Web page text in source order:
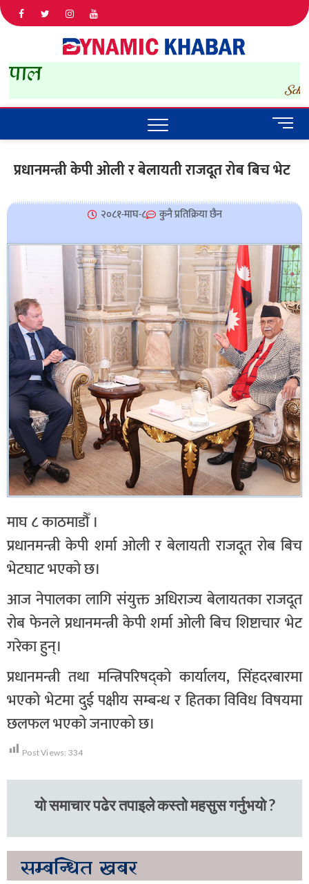
IN NEPAL
M
e
u
u
o
n
प्रधानमन्त्री केपी ओली र बेलायती राजदूत रोब बिच भेट
२०८१-माघ-८ कुनै प्रतिक्रिया छैन
माघ ८ काठमाडौँ ।
प्रधानमन्त्री केपी शर्मा ओली र बेलायती राजदूत रोब बिच
भेटघाट भएको छ।
आज नेपालका लागि संयुक्त अधिराज्य बेलायतका राजदूत
रोब फेनले प्रधानमन्त्री केपी शर्मा ओली बिच शिष्टाचार भेट
गरेका हुन्।
प्रधानमन्त्री तथा मन्त्रिपरिषद्को कार्यालय, सिंहदरबारमा
भएको भेटमा दुई पक्षीय सम्बन्ध र हितका विविध विषयमा
छलफल भएको जनाएको छ।
Post Views: 334
यो समाचार पढेर तपाइले कस्तो महसुस गर्नुभयो ?
सम्बन्धित खबर